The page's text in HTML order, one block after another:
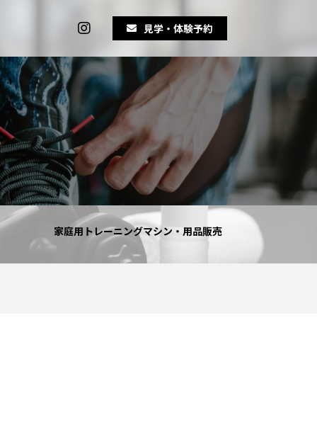
見学・体験予約
家庭用トレーニングマシン・用品販売